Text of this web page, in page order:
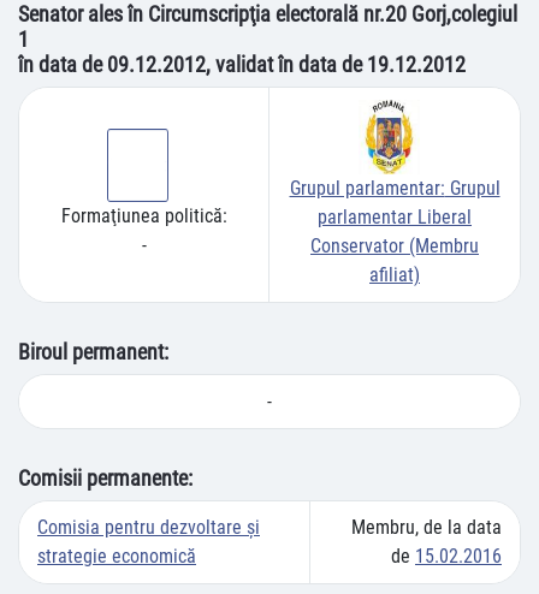
Senator ales în Circumscripţia electorală nr.20 Gorj,colegiul
1
în data de 09.12.2012, validat în data de 19.12.2012
Formaţiunea politică:
-
Grupul parlamentar: Grupul
parlamentar Liberal
Conservator (Membru
afiliat)
Biroul permanent:
-
Comisii permanente:
Comisia pentru dezvoltare şi
strategie economică
Membru, de la data
de 15.02.2016